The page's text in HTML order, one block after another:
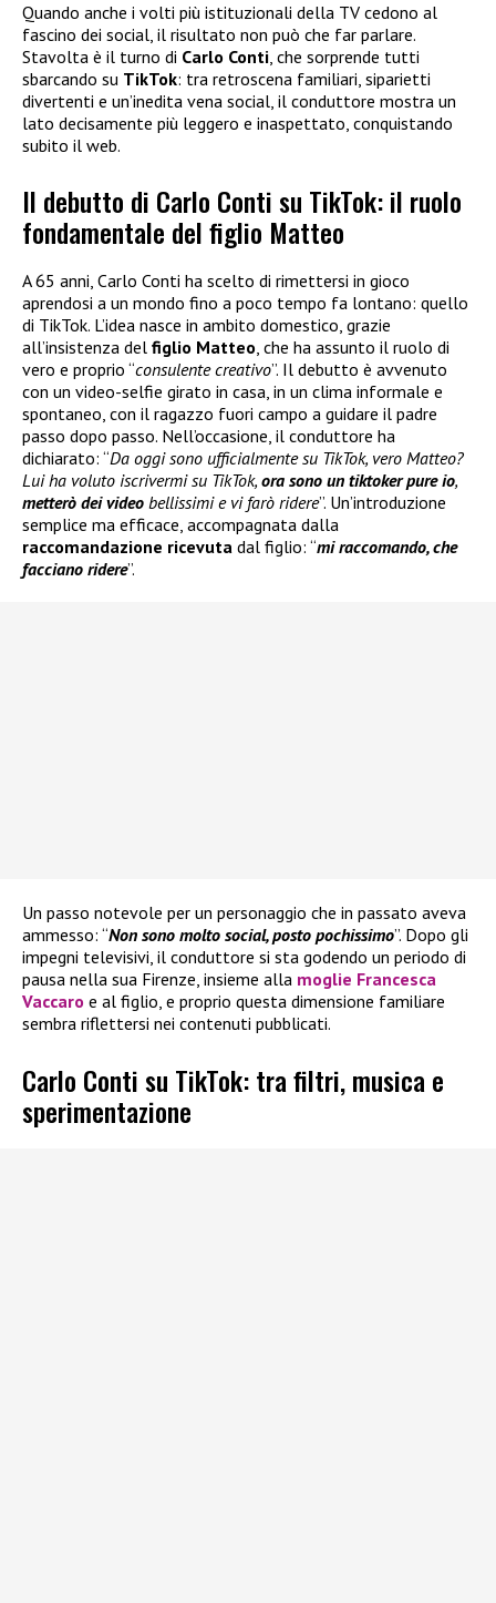
Quando anche i volti più istituzionali della TV cedono al
fascino dei social, il risultato non può che far parlare.
Stavolta è il turno di Carlo Conti, che sorprende tutti
sbarcando su TikTok: tra retroscena familiari, siparietti
divertenti e un’inedita vena social, il conduttore mostra un
lato decisamente più leggero e inaspettato, conquistando
subito il web.
Il debutto di Carlo Conti su TikTok: il ruolo
fondamentale del figlio Matteo
A 65 anni, Carlo Conti ha scelto di rimettersi in gioco
aprendosi a un mondo fino a poco tempo fa lontano: quello
di TikTok. L’idea nasce in ambito domestico, grazie
all’insistenza del figlio Matteo, che ha assunto il ruolo di
vero e proprio “consulente creativo”. Il debutto è avvenuto
con un video-selfie girato in casa, in un clima informale e
spontaneo, con il ragazzo fuori campo a guidare il padre
passo dopo passo. Nell’occasione, il conduttore ha
dichiarato: “Da oggi sono ufficialmente su TikTok, vero Matteo?
Lui ha voluto iscrivermi su TikTok, ora sono un tiktoker pure io,
metterò dei video bellissimi e vi farò ridere”. Un’introduzione
semplice ma efficace, accompagnata dalla
raccomandazione ricevuta dal figlio: “mi raccomando, che
facciano ridere”.
Un passo notevole per un personaggio che in passato aveva
ammesso: “Non sono molto social, posto pochissimo”. Dopo gli
impegni televisivi, il conduttore si sta godendo un periodo di
pausa nella sua Firenze, insieme alla moglie Francesca
Vaccaro e al figlio, e proprio questa dimensione familiare
sembra riflettersi nei contenuti pubblicati.
Carlo Conti su TikTok: tra filtri, musica e
sperimentazione